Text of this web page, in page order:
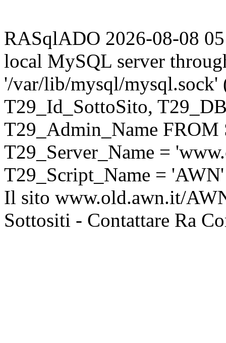
RASqlADO 2026-08-08
local MySQL server
'/var/lib/mysql/mysql.sock'
T29_Id_SottoSito,
T29_Admin_Name
T29_Server_Name =
T29_Script_Name = 'AWN'
Il sito www.old.awn.it/
Sottositi - Contattare Ra